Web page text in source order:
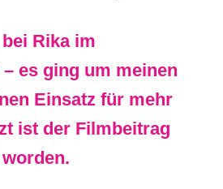
Rika im
es ging um meinen
Einsatz für mehr
ist der Filmbeitrag